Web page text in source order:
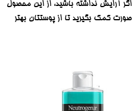
آرایش نداشته باشید، از این محصول
کمک بگیرید تا از پوستتان بهتر